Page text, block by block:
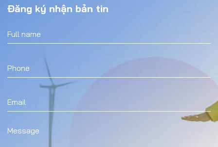
Đăng ký nhận bản tin